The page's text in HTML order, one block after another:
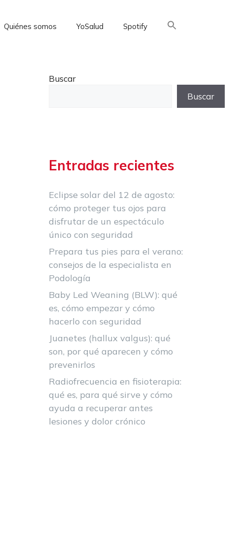
Quiénes somos YoSalud Spotify
Buscar
Buscar
Entradas recientes
Eclipse solar del 12 de agosto:
cómo proteger tus ojos para
disfrutar de un espectáculo
único con seguridad
Prepara tus pies para el verano:
consejos de la especialista en
Podología
Baby Led Weaning (BLW): qué
es, cómo empezar y cómo
hacerlo con seguridad
Juanetes (hallux valgus): qué
son, por qué aparecen y cómo
prevenirlos
Radiofrecuencia en fisioterapia:
qué es, para qué sirve y cómo
ayuda a recuperar antes
lesiones y dolor crónico